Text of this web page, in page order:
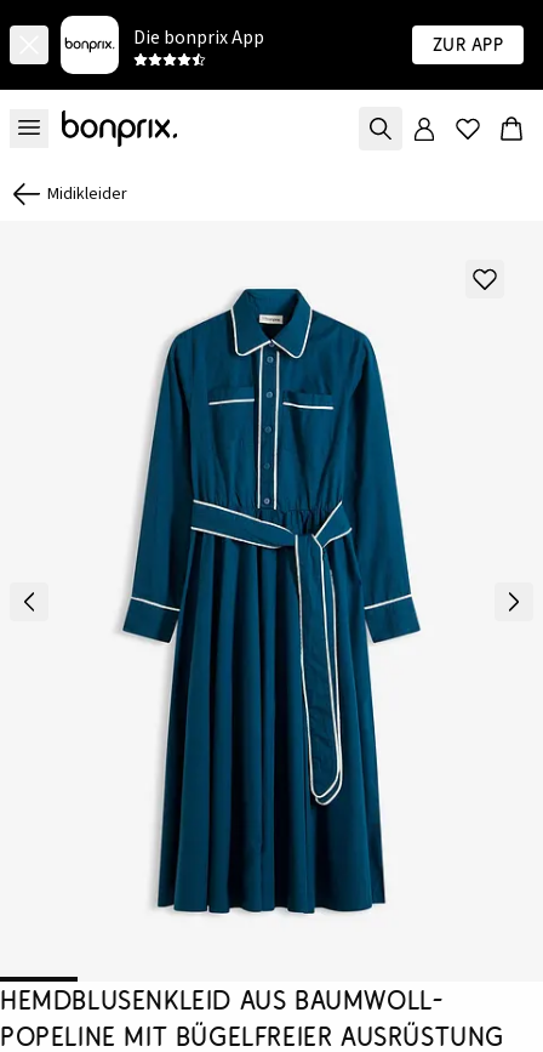
Die bonprix App Zur App
Midikleider
Hemdblusenkleid aus Baumwoll-
Popeline mit bügelfreier Ausrüstung